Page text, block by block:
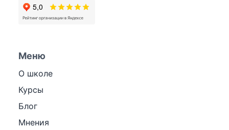
Меню
О школе
Курсы
Блог
Мнения